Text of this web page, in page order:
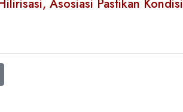
Asosiasi Pastikan Kondisi